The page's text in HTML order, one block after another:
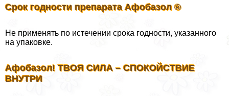
Срок годности препарата Афобазол ®
Не применять по истечении срока годности, указанного
на упаковке.
Афобазол! ТВОЯ СИЛА – СПОКОЙСТВИЕ
ВНУТРИ